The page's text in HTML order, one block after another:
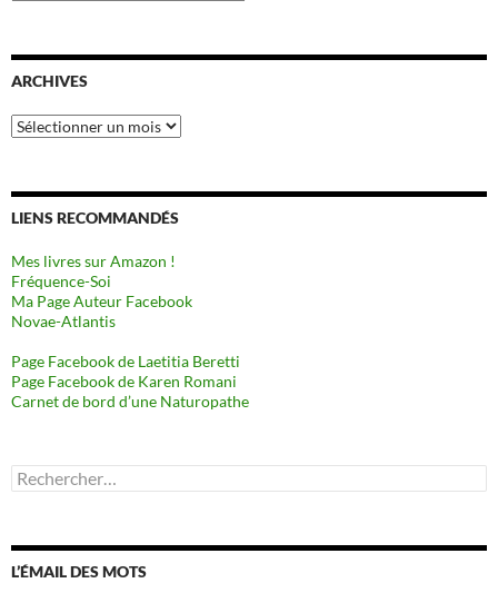
ARCHIVES
Archives
LIENS RECOMMANDÉS
Mes livres sur Amazon !
Fréquence-Soi
Ma Page Auteur Facebook
Novae-Atlantis
Page Facebook de Laetitia Beretti
Page Facebook de Karen Romani
Carnet de bord d’une Naturopathe
Rechercher :
L’ÉMAIL DES MOTS